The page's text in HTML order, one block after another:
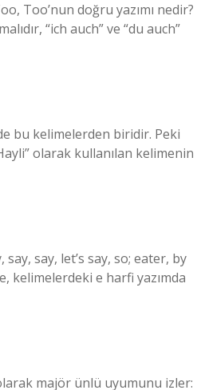
Too’nun doğru yazımı nedir?
“ich auch” ve “du auch”
de bu kelimelerden biridir. Peki
olarak kullanılan kelimenin
say, let’s say, so; eater, by
kelimelerdeki e harfi yazımda
majör ünlü uyumunu izler: